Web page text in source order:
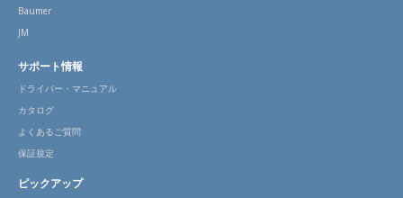
Baumer
JM
サポート情報
ドライバー・マニュアル
カタログ
よくあるご質問
保証規定
ピックアップ